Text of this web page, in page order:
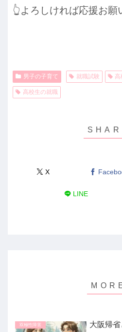
👆よろしければ応援お願
男子の子育て 就職試験 高
高校生の就職
X
LINE
双極性障害 大阪帰